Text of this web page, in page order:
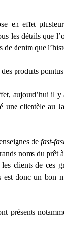
en effet
les détails que
de denim que
produits pointus
aujourd’hui il
clientèle au
de fast-
noms du
clients de ces
est donc un bon
présents